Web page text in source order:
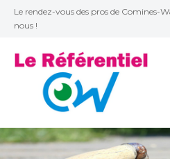
Le rendez-vous des pros de Comines-
nous !